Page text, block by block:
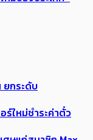
ยกระดับ
ร์ใหม่ชำระค่าตั๋ว